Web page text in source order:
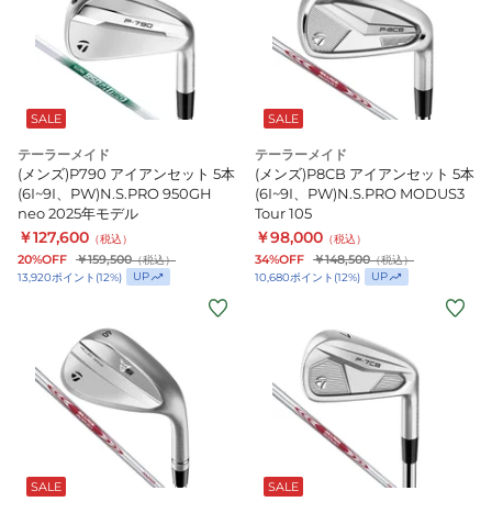
SALE
テーラーメイド
(メンズ)P790 アイアンセット 5本
(6I~9I、PW)N.S.PRO 950GH
neo 2025年モデル
￥127,600 （税込）
20%OFF ￥159,500（税込）
13,920ポイント (12%) UP
SALE
テーラーメイド
(メンズ)P8CB アイアンセット 5本
(6I~9I、PW)N.S.PRO MODUS3
Tour 105
￥98,000 （税込）
34%OFF ￥148,500（税込）
10,680ポイント (12%) UP
ズ)MILLED
GRIND
ェSALE SALE